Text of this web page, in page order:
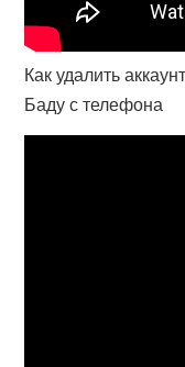
Как удалить
Баду с телефона